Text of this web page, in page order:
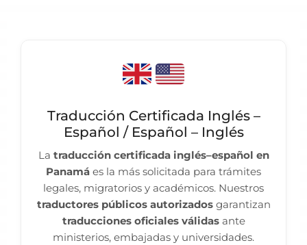
Traducción Certificada Inglés –
Español / Español – Inglés
La traducción certificada inglés–español en
Panamá es la más solicitada para trámites
legales, migratorios y académicos. Nuestros
traductores públicos autorizadosgarantizan
traducciones oficiales válidasante
ministerios, embajadas y universidades.